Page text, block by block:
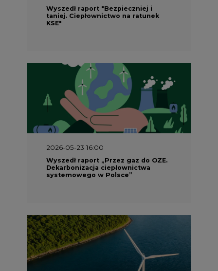
Wyszedł raport "Bezpieczniej i
taniej. Ciepłownictwo na ratunek
KSE"
2026-05-23 16:00
Wyszedł raport „Przez gaz do OZE.
Dekarbonizacja ciepłownictwa
systemowego w Polsce”